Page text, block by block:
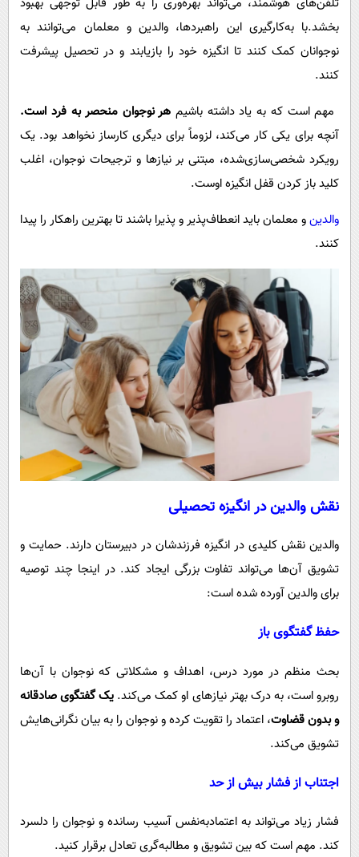
بخشد.با به‌کارگیری این راهبردها، والدین و معلمان می‌توانند به
نوجوانان کمک کنند تا انگیزه خود را بازیابند و در تحصیل پیشرفت
کنند.
مهم است که به یاد داشته باشیم هر نوجوان منحصر به فرد است.
آنچه برای یکی کار می‌کند، لزوماً برای دیگری کارساز نخواهد بود. یک
رویکرد شخصی‌سازی‌شده، مبتنی بر نیازها و ترجیحات نوجوان، اغلب
کلید باز کردن قفل انگیزه اوست.
والدینو معلمان باید انعطاف‌پذیر و پذیرا باشند تا بهترین راهکار را پیدا
کنند.
نقش والدین در انگیزه تحصیلی
والدین نقش کلیدی در انگیزه فرزندشان در دبیرستان دارند. حمایت و
تشویق آن‌ها می‌تواند تفاوت بزرگی ایجاد کند. در اینجا چند توصیه
برای والدین آورده شده است:
حفظ گفتگوی باز
بحث منظم در مورد درس، اهداف و مشکلاتی که نوجوان با آن‌ها
روبرو است، به درک بهتر نیازهای او کمک می‌کند. یک گفتگوی صادقانه
و بدون قضاوت، اعتماد را تقویت کرده و نوجوان را به بیان نگرانی‌هایش
تشویق می‌کند.
اجتناب از فشار بیش از حد
فشار زیاد می‌تواند به اعتمادبه‌نفس آسیب رسانده و نوجوان را دلسرد
کند. مهم است که بین تشویق و مطالبه‌گری تعادل برقرار کنید.